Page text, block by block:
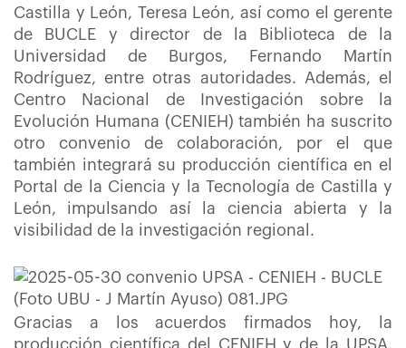
Castilla y León, Teresa León, así como el gerente
de BUCLE y director de la Biblioteca de la
Universidad de Burgos, Fernando Martín
Rodríguez, entre otras autoridades. Además, el
Centro Nacional de Investigación sobre la
Evolución Humana (CENIEH) también ha suscrito
otro convenio de colaboración, por el que
también integrará su producción científica en el
Portal de la Ciencia y la Tecnología de Castilla y
León, impulsando así la ciencia abierta y la
visibilidad de la investigación regional.
Gracias a los acuerdos firmados hoy, la
producción científica del CENIEH y de la UPSA,